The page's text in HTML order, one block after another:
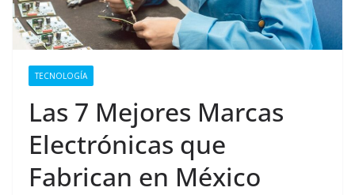
TECNOLOGÍA
Las 7 Mejores Marcas
Electrónicas que
Fabrican en México